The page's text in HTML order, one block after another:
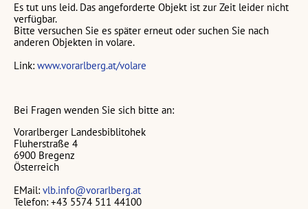
Es tut uns leid. Das angeforderte Objekt ist zur Zeit leider nicht
verfügbar.
Bitte versuchen Sie es später erneut oder suchen Sie nach
anderen Objekten in volare.
Link: www.vorarlberg.at/volare
Bei Fragen wenden Sie sich bitte an:
Vorarlberger Landesbiblitohek
Fluherstraße 4
6900 Bregenz
Österreich
EMail: vlb.info@vorarlberg.at
Telefon: +43 5574 511 44100